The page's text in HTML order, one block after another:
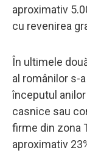
aproximativ
cu revenirea
În ultimele
al românilor s-
începutul
casnice sau
firme din zona
aproximativ